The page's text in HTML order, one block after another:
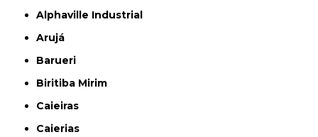
Alphaville Industrial
Arujá
Barueri
Biritiba Mirim
Caieiras
Caierias